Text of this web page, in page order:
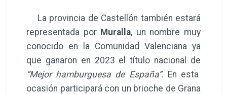
La provincia de Castellón también estará
representada por Muralla, un nombre muy
conocido en la Comunidad Valenciana ya
que ganaron en 2023 el título nacional de
“Mejor hamburguesa de España”. En esta
ocasión participará con un brioche de Grana